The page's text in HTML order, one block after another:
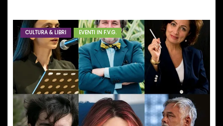
CULTURA & LIBRI EVENTI IN F.V.G.